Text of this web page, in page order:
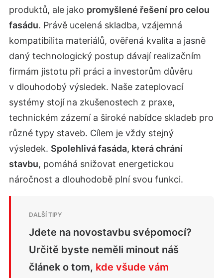
produktů, ale jako promyšlené řešení pro celou
fasádu. Právě ucelená skladba, vzájemná
kompatibilita materiálů, ověřená kvalita a jasně
daný technologický postup dávají realizačním
firmám jistotu při práci a investorům důvěru
v dlouhodobý výsledek. Naše zateplovací
systémy stojí na zkušenostech z praxe,
technickém zázemí a široké nabídce skladeb pro
různé typy staveb. Cílem je vždy stejný
výsledek. Spolehlivá fasáda, která chrání
stavbu, pomáhá snižovat energetickou
náročnost a dlouhodobě plní svou funkci.
Jdete na novostavbu svépomocí?
Určitě byste neměli minout náš
článek o tom, kde všude vám